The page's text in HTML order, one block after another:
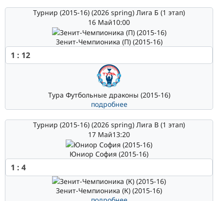
Турнир (2015-16) (2026 spring) Лига Б (1 этап)
16 Май10:00
Зенит-Чемпионика (П) (2015-16)
1 : 12
Тура Футбольные драконы (2015-16)
подробнее
Турнир (2015-16) (2026 spring) Лига В (1 этап)
17 Май13:20
Юниор София (2015-16)
1 : 4
Зенит-Чемпионика (К) (2015-16)